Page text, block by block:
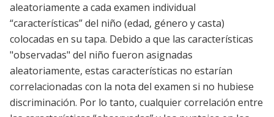
aleatoriamente a cada examen individual
“características” del niño (edad, género y casta)
colocadas en su tapa. Debido a que las características
"observadas" del niño fueron asignadas
aleatoriamente, estas características no estarían
correlacionadas con la nota del examen si no hubiese
discriminación. Por lo tanto, cualquier correlación entre